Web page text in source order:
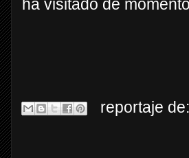
ha visitado de
reportaje de: